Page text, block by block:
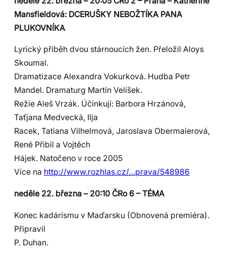
Mansfieldová: DCERUŠKY NEBOŽTÍKA PANA
PLUKOVNÍKA
Lyrický příběh dvou stárnoucích žen. Přeložil Aloys
Skoumal.
Dramatizace Alexandra Vokurková. Hudba Petr
Mandel. Dramaturg Martin Velíšek.
Režie Aleš Vrzák. Účinkují: Barbora Hrzánová,
Taťjana Medvecká, Ilja
Racek, Tatiana Vilhelmová, Jaroslava Obermaierová,
René Přibil a Vojtěch
Hájek. Natočeno v roce 2005
Více na http://www.rozhlas.cz/…prava/548986
neděle 22. března – 20:10 ČRo 6 – TÉMA
Konec kadárismu v Maďarsku (Obnovená premiéra).
Připravil
P. Duhan.